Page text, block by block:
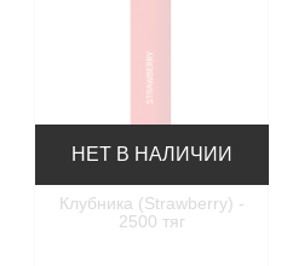
НЕТ В НАЛИЧИИ
Клубника (Strawberry) -
2500 тяг